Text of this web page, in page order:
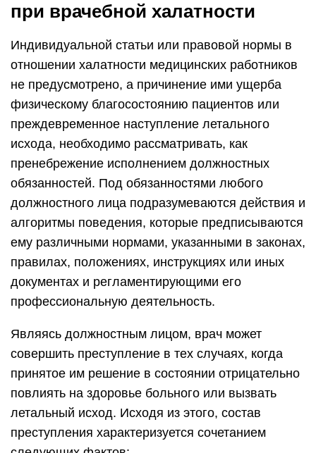
при врачебной халатности
Индивидуальной статьи или правовой нормы в
отношении халатности медицинских работников
не предусмотрено, а причинение ими ущерба
физическому благосостоянию пациентов или
преждевременное наступление летального
исхода, необходимо рассматривать, как
пренебрежение исполнением должностных
обязанностей. Под обязанностями любого
должностного лица подразумеваются действия и
алгоритмы поведения, которые предписываются
ему различными нормами, указанными в законах,
правилах, положениях, инструкциях или иных
документах и регламентирующими его
профессиональную деятельность.
Являясь должностным лицом, врач может
совершить преступление в тех случаях, когда
принятое им решение в состоянии отрицательно
повлиять на здоровье больного или вызвать
летальный исход. Исходя из этого, состав
преступления характеризуется сочетанием